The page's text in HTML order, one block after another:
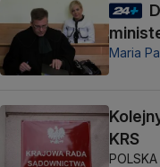
Maria
KRS
POLSKA